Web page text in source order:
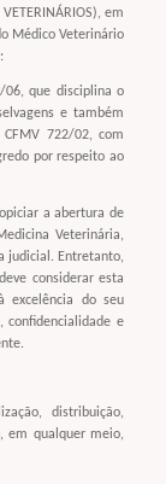
VETERINÁRIOS), em
Médico Veterinário
06, que disciplina o
e também
722/02, com
por respeito ao
a abertura de
Veterinária,
judicial. Entretanto,
considerar esta
excelência do seu
confidencialidade e
distribuição,
em qualquer meio,